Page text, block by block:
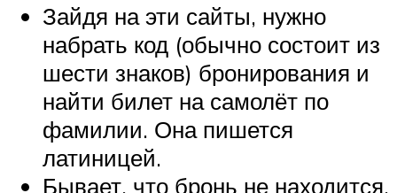
Зайдя на эти сайты, нужно
набрать код (обычно состоит из
шести знаков) бронирования и
найти билет на самолёт по
фамилии. Она пишется
латиницей.
Бывает, что бронь не находится,